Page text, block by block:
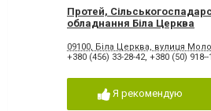
Протей,
обладнання Біла Церква
09100, Біла Церква, вулиця
+380 (456) 33-28-42, +380 (50) 918--
Я рекомендую